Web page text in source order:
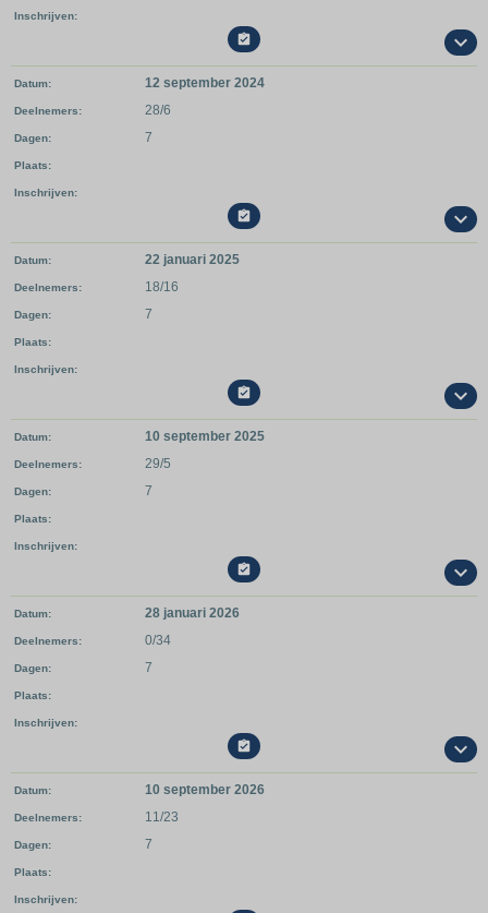
Inschrijven

Datum 12 september 2024
Deelnemers 28/6
Dagen 7
Plaats
Inschrijven

Datum 22 januari 2025
Deelnemers 18/16
Dagen 7
Plaats
Inschrijven

Datum 10 september 2025
Deelnemers 29/5
Dagen 7
Plaats
Inschrijven

Datum 28 januari 2026
Deelnemers 0/34
Dagen 7
Plaats
Inschrijven

Datum 10 september 2026
Deelnemers 11/23
Dagen 7
Plaats
Inschrijven